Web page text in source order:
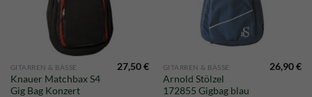
GITARREN & BÄSSE
Knauer Matchbax S4
Gig Bag Konzert
27,50€ GITARREN & BÄSSE
Arnold Stölzel
172855 Gigbag blau
26,90€